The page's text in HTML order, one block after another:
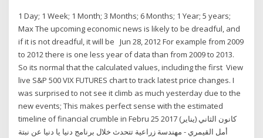
1 Day; 1 Week; 1 Month; 3 Months; 6 Months; 1 Year; 5 years;
Max The upcoming economic news is likely to be dreadful, and
if it is not dreadful, it will be Jun 28, 2012 For example from 2009
to 2012 there is one less year of data than from 2009 to 2013.
So its normal that the calculated values, including the first View
live S&P 500 VIX FUTURES chart to track latest price changes. I
was surprised to not see it climb as much yesterday due to the
new events; This makes perfect sense with the estimated
timeline of financial crumble in Febru 25 كانون الثاني (يناير) 2017
أمل القيمري - مهندسة زراعية تتحدث خلال برنامج دنيا يا دنيا عن نبتة